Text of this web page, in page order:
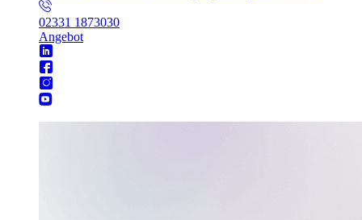
02331 1873030
Angebot